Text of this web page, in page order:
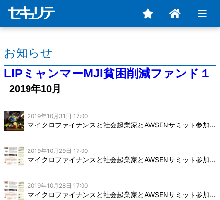
お知らせ
LIPミャンマーMJI貧困削減ファンド１
2019年10月
2019年10月31日 17:00
マイクロファイナンスと社会起業家とAWSENサミット参加記録（番外編）
2019年10月29日 17:00
マイクロファイナンスと社会起業家とAWSENサミット参加記録（DAY2）
2019年10月28日 17:00
マイクロファイナンスと社会起業家とAWSENサミット参加記録（DAY1）